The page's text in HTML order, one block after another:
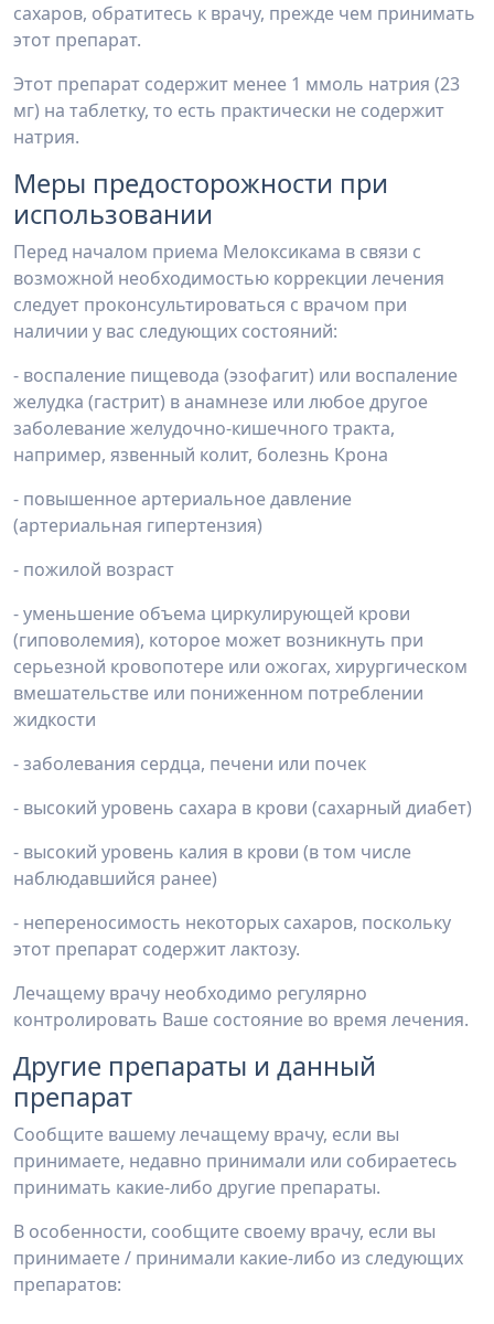
сахаров, обратитесь к врачу, прежде чем принимать
этот препарат.
Этот препарат содержит менее 1 ммоль натрия (23
мг) на таблетку, то есть практически не содержит
натрия.
Меры предосторожности при
использовании
Перед началом приема Мелоксикама в связи с
возможной необходимостью коррекции лечения
следует проконсультироваться с врачом при
наличии у вас следующих состояний:
- воспаление пищевода (эзофагит) или воспаление
желудка (гастрит) в анамнезе или любое другое
заболевание желудочно-кишечного тракта,
например, язвенный колит, болезнь Крона
- повышенное артериальное давление
(артериальная гипертензия)
- пожилой возраст
- уменьшение объема циркулирующей крови
(гиповолемия), которое может возникнуть при
серьезной кровопотере или ожогах, хирургическом
вмешательстве или пониженном потреблении
жидкости
- заболевания сердца, печени или почек
- высокий уровень сахара в крови (сахарный диабет)
- высокий уровень калия в крови (в том числе
наблюдавшийся ранее)
- непереносимость некоторых сахаров, поскольку
этот препарат содержит лактозу.
Лечащему врачу необходимо регулярно
контролировать Ваше состояние во время лечения.
Другие препараты и данный
препарат
Сообщите вашему лечащему врачу, если вы
принимаете, недавно принимали или собираетесь
принимать какие-либо другие препараты.
В особенности, сообщите своему врачу, если вы
принимаете / принимали какие-либо из следующих
препаратов: